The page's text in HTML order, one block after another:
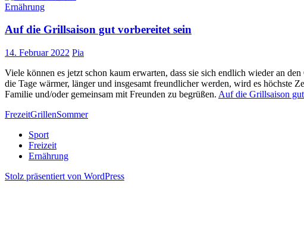
Ernährung
Auf die Grillsaison gut vorbereitet sein
14. Februar 2022 Pia
Viele können es jetzt schon kaum erwarten, dass sie sich endlich wieder an
die Tage wärmer, länger und insgesamt freundlicher werden, wird es höchste
Familie und/oder gemeinsam mit Freunden zu begrüßen. Auf die Grillsaison
FrezeitGrillenSommer
Sport
Freizeit
Ernährung
Stolz präsentiert von WordPress